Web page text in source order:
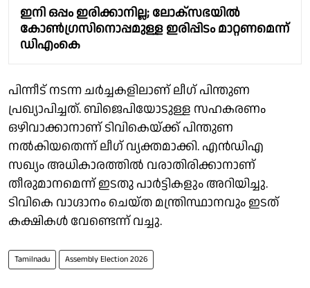
ഇനി ഒപ്പം ഇരിക്കാനില്ല; ലോക്‌സഭയില്‍
കോണ്‍ഗ്രസിനൊപ്പമുള്ള ഇരിപ്പിടം മാറ്റണമെന്ന്
ഡിഎംകെ
പിന്നീട് നടന്ന ചർച്ചകളിലാണ് ലീഗ് പിന്തുണ
പ്രഖ്യാപിച്ചത്. ബിജെപിയോടുള്ള സഹകരണം
ഒഴിവാക്കാനാണ് ടിവികെയ്ക്ക് പിന്തുണ
നൽകിയതെന്ന് ലീഗ് വ്യക്തമാക്കി. എൻഡിഎ
സഖ്യം അധികാരത്തിൽ വരാതിരിക്കാനാണ്
തീരുമാനമെന്ന് ഇടതു പാർട്ടികളും അറിയിച്ചു.
ടിവികെ വാഗ്ദാനം ചെയ്ത മന്ത്രിസ്ഥാനവും ഇടത്
കക്ഷികൾ വേണ്ടെന്ന് വച്ചു.
Tamilnadu Assembly Election 2026